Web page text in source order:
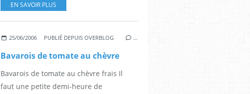
EN SAVOIR PLUS
25/06/2006 PUBLIÉ DEPUIS OVERBLOG …
Bavarois de tomate au chèvre
Bavarois de tomate au chèvre frais Il
faut une petite demi-heure de